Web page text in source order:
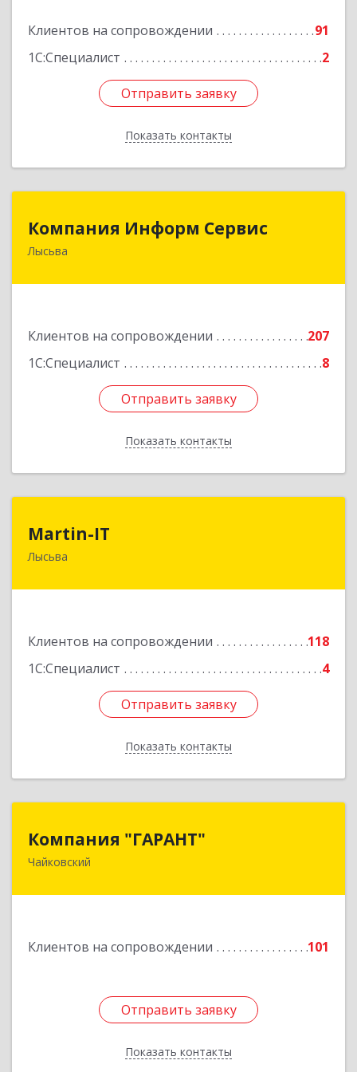
Клиентов на сопровождении
91
1С:Специалист
2
Отправить заявку
Показать контакты
Отправить заявку
Назад
Компания Информ Сервис
Лысьва
Клиентов на сопровождении
207
1С:Специалист
8
Отправить заявку
Показать контакты
Компания Информ Сервис
618909, Пермский край, Лысьва г, Металлистов
Отправить заявку
Назад
Martin-IT
Лысьва
Клиентов на сопровождении
118
1С:Специалист
4
Отправить заявку
Показать контакты
618900, Пермский край, Лысьва г, Смышляева
Отправить заявку
Назад
Компания "ГАРАНТ"
Чайковский
Клиентов на сопровождении 101
Отправить заявку
Показать контакты
617760, Пермский край, Чайковский г, Карла
Отправить заявку
Назад